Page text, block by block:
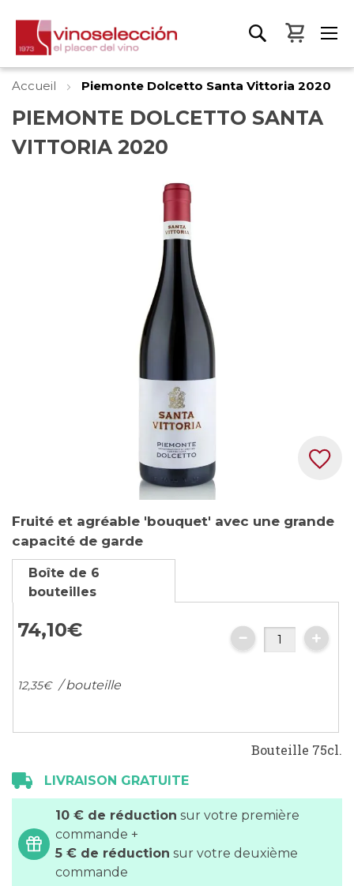
Mon
Accueil Piemonte Dolcetto Santa Vittoria 2020
PIEMONTE DOLCETTO SANTA
VITTORIA 2020
to
the
beginning
the
images
gallery
Fruité et agréable 'bouquet' avec une grande
capacité de garde
Boîte de 6
bouteilles
74,10€
12,35€ / bouteille
Bouteille 75cl.
LIVRAISON GRATUITE
10 € de réduction sur votre première
commande +
5 € de réduction sur votre deuxième
commande